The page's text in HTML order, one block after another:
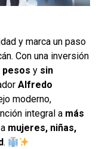
y marca un paso
Con una inversión
pesos y sin
Alfredo
moderno,
integral a más
mujeres, niñas,
.